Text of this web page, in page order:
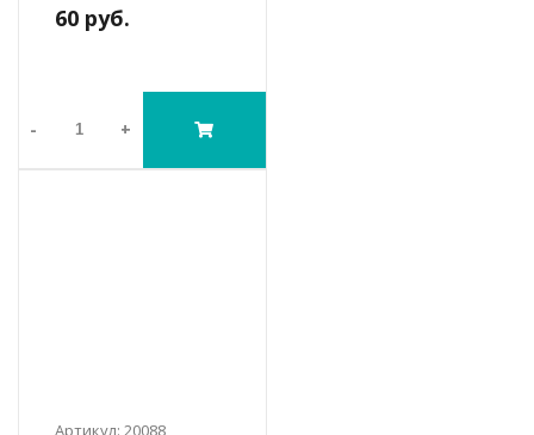
60 руб.
- +
Артикул: 20088